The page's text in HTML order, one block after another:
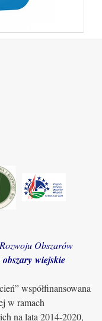
Obszarów
wiejskie
współfinansowana
w ramach
na lata 2014-2020,